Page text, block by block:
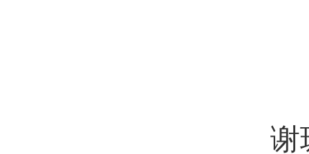
谢